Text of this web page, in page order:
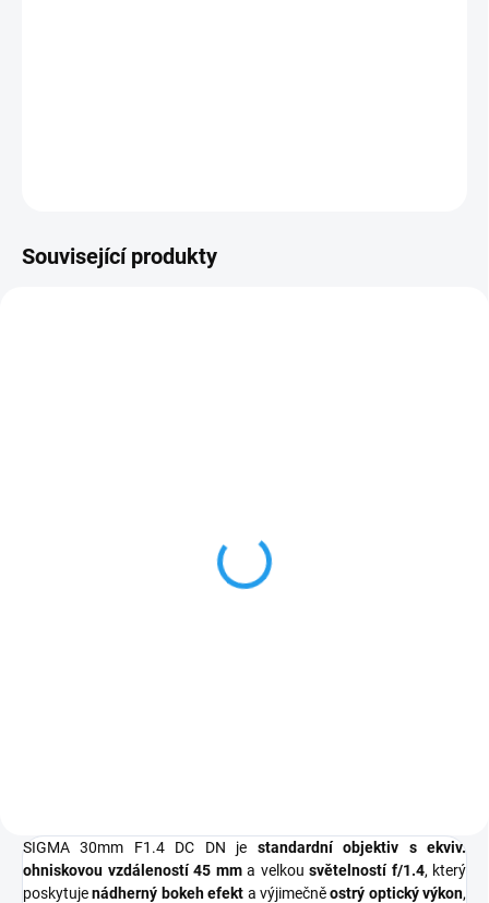
Související produkty
SIGMA 30mm F1.4 DC DN je standardní objektiv s ekviv.
ohniskovou vzdáleností 45 mma velkou světelností f/1.4, který
poskytujenádherný bokeh efekt a výjimečněostrý optický výkon,